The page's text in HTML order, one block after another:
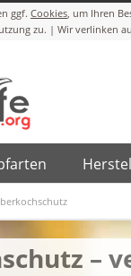
Cookies
–